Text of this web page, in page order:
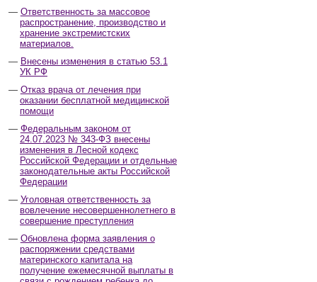
Ответственность за массовое
распространение, производство и
хранение экстремистских
материалов.
Внесены изменения в статью 53.1
УК РФ
Отказ врача от лечения при
оказании бесплатной медицинской
помощи
Федеральным законом от
24.07.2023 № 343-ФЗ внесены
изменения в Лесной кодекс
Российской Федерации и отдельные
законодательные акты Российской
Федерации
Уголовная ответственность за
вовлечение несовершеннолетнего в
совершение преступления
Обновлена форма заявления о
распоряжении средствами
материнского капитала на
получение ежемесячной выплаты в